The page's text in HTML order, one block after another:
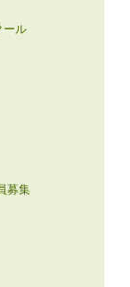
ール
募集